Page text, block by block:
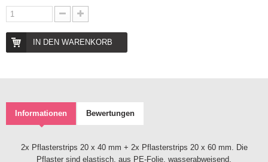
IN DEN WARENKORB
Informationen Bewertungen
2x Pflasterstrips 20 x 40 mm + 2x Pflasterstrips 20 x 60 mm. Die
Pflaster sind elastisch, aus PE-Folie, wasserabweisend,